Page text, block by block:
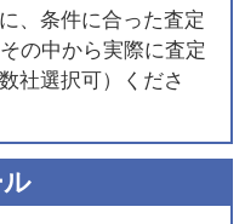
、条件に合った査定
の中から実際に査定
社選択可）くださ